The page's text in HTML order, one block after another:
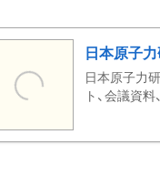
日本原子
日本原子力
ト、会議資